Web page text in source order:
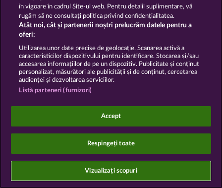
Jocurile din cazinoul de socializare au ca unic scop
distracția și nu influențează în niciun fel orice viitor
succes posibil la jocurile de noroc cu bani reali.
©2026 Whow Games GmbH
în vigoare în cadrul Site-ul web. Pentru detalii suplimentare, vă
rugăm să ne consultați politica privind confidențialitatea.
Atât noi, cât și partenerii noștri prelucrăm datele pentru a
oferi:
Utilizarea unor date precise de geolocație. Scanarea activă a
caracteristicilor dispozitivului pentru identificare. Stocarea și/sau
accesarea informațiilor de pe un dispozitiv. Publicitate și conținut
personalizat, măsurători ale publicității și de conținut, cercetarea
audienței și dezvoltarea serviciilor.
Listă parteneri (furnizori)
Accept
Respingeți toate
Vizualizați scopuri